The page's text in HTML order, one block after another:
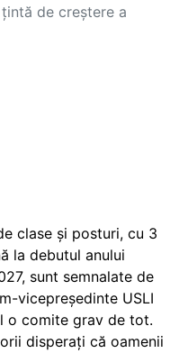
de creștere a
clase și posturi, cu 3
la debutul anului
sunt semnalate de
vicepreședinte USLI
o comite grav de tot.
disperați că oamenii